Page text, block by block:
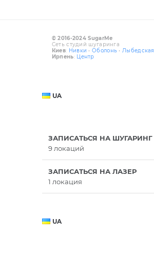
© 2016-2024 SugarMe
Сеть студий шугаринга
Киев: Нивки •Оболонь •Лыбедская
Ирпень: Центр
UA
ЗАПИСАТЬСЯ НА ШУГАРИНГ
9 локаций
ЗАПИСАТЬСЯ НА ЛАЗЕР
1 локация
UA